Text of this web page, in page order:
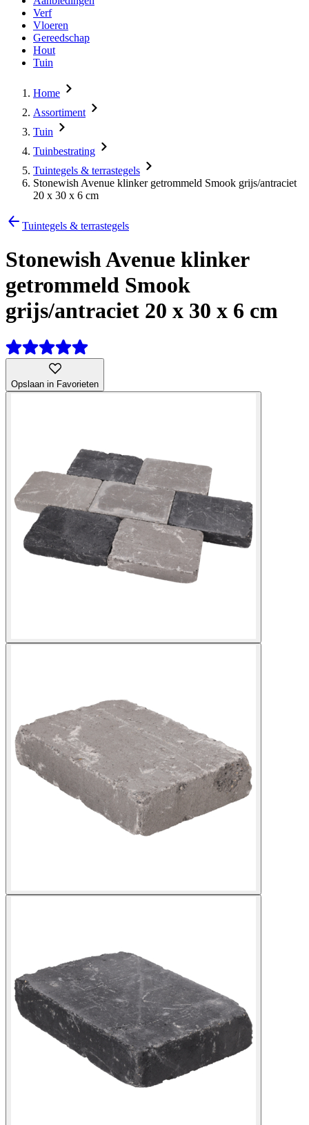
Verf
Vloeren
Gereedschap
Hout
Tuin
Home
Assortiment
Tuin
Tuinbestrating
Tuintegels & terrastegels
Stonewish Avenue klinker getrommeld Smook grijs/antraciet
20 x 30 x 6 cm
Tuintegels & terrastegels
Stonewish Avenue klinker
getrommeld Smook
grijs/antraciet 20 x 30 x 6 cm
Opslaan in Favorieten